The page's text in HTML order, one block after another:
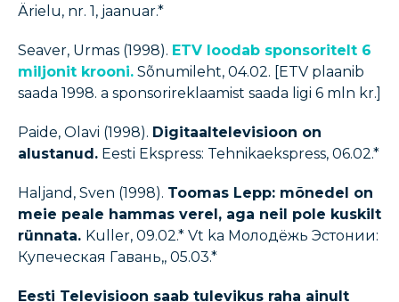
Ärielu, nr. 1, jaanuar.*
Seaver, Urmas (1998). ETV loodab sponsoritelt 6
miljonit krooni. Sõnumileht, 04.02. [ETV plaanib
saada 1998. a sponsorireklaamist saada ligi 6 mln kr.]
Paide, Olavi (1998). Digitaaltelevisioon on
alustanud. Eesti Ekspress: Tehnikaekspress, 06.02.*
Haljand, Sven (1998). Toomas Lepp: mõnedel on
meie peale hammas verel, aga neil pole kuskilt
rünnata. Kuller, 09.02.* Vt ka Молодёжь Эстонии:
Купеческая Гавань,, 05.03.*
Eesti Televisioon saab tulevikus raha ainult